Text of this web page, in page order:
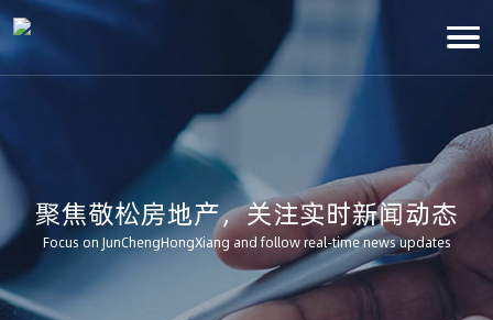
聚焦敬松房地产，关注实时新闻动态
Focus on JunChengHongXiang and follow real-time news updates